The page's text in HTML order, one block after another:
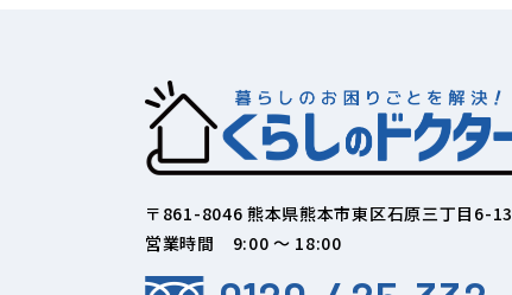
〒861-8046 熊本県熊本市東区石原三丁目6-13
営業時間 9:00 ～ 18:00